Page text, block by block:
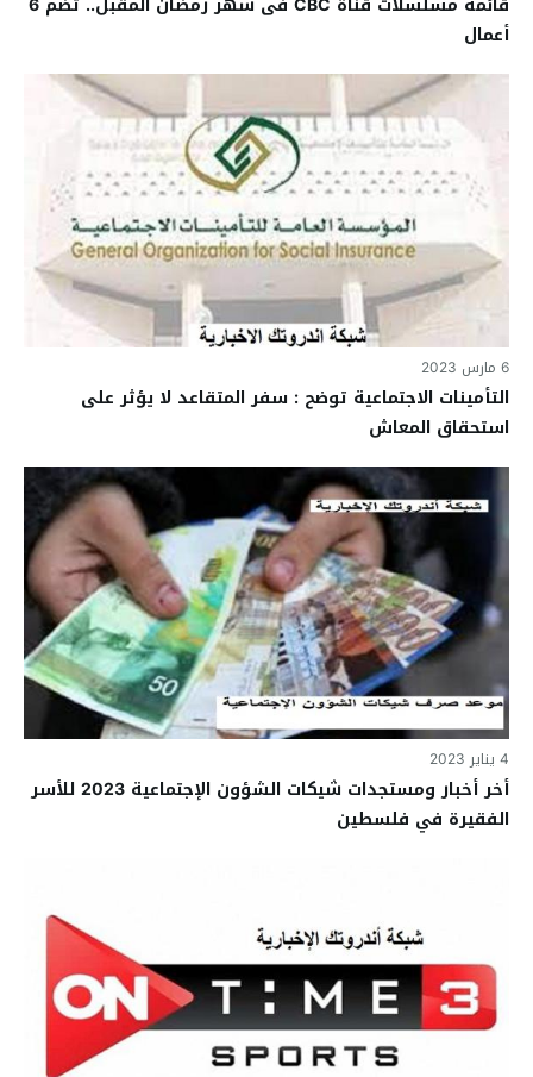
أعمال
6 مارس 2023
التأمينات الاجتماعية توضح : سفر المتقاعد لا يؤثر على
استحقاق المعاش
4 يناير 2023
أخر أخبار ومستجدات شيكات الشؤون الإجتماعية 2023 للأسر
الفقيرة في فلسطين